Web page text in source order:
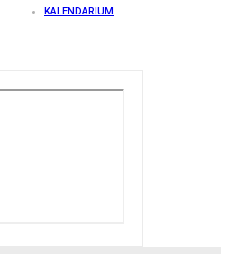
KALENDARIUM